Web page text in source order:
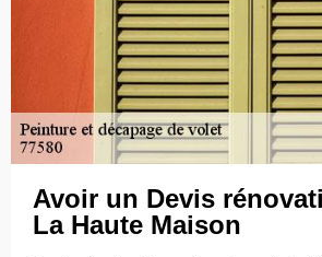
Avoir un Devis
La Haute Maison